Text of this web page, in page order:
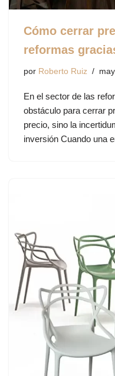
Cómo cerrar
reformas
por Roberto Ruiz
En el sector de las
obstáculo para cerrar
precio, sino la
inversión Cuando una